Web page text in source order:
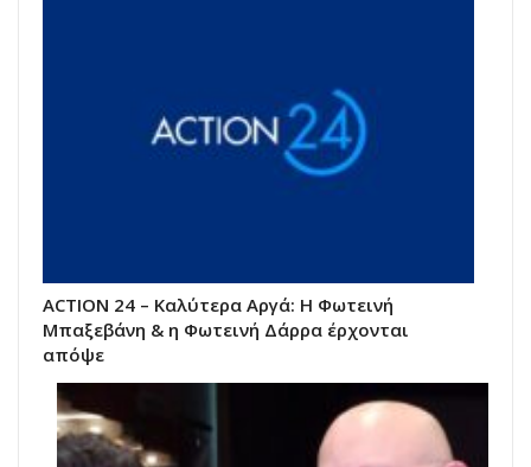
ACTION 24 – Καλύτερα Αργά: Η Φωτεινή
Μπαξεβάνη & η Φωτεινή Δάρρα έρχονται
απόψε